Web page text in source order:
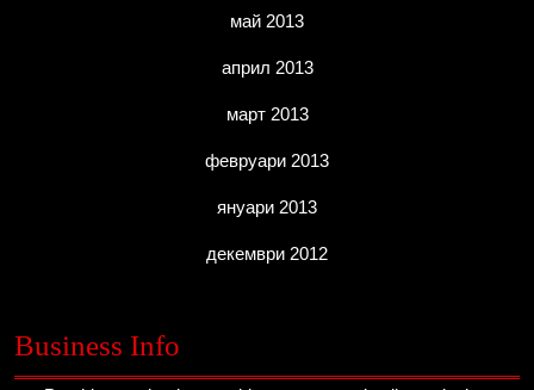
май 2013
април 2013
март 2013
февруари 2013
януари 2013
декември 2012
Business Info